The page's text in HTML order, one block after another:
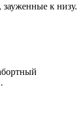
к низу.